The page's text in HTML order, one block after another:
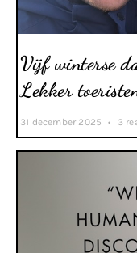
Vijf winterse
Lekker
31 december 2025 3